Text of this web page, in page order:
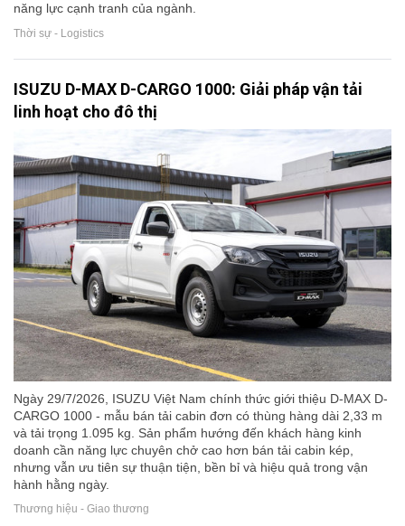
năng lực cạnh tranh của ngành.
Thời sự - Logistics
ISUZU D-MAX D-CARGO 1000: Giải pháp vận tải
linh hoạt cho đô thị
Ngày 29/7/2026, ISUZU Việt Nam chính thức giới thiệu D-MAX D-
CARGO 1000 - mẫu bán tải cabin đơn có thùng hàng dài 2,33 m
và tải trọng 1.095 kg. Sản phẩm hướng đến khách hàng kinh
doanh cần năng lực chuyên chở cao hơn bán tải cabin kép,
nhưng vẫn ưu tiên sự thuận tiện, bền bỉ và hiệu quả trong vận
hành hằng ngày.
Thương hiệu - Giao thương